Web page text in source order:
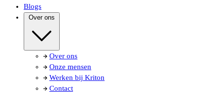
Blogs
Over ons
Over ons
Onze mensen
Werken bij Kriton
Contact